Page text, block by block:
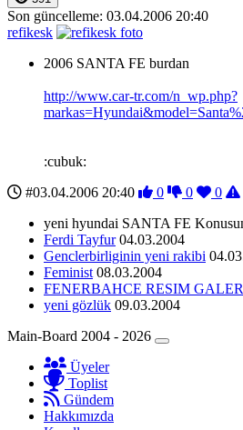
Son güncelleme: 03.04.2006 20:40
refikesk
2006 SANTA FE burdan
http://www.car-tr.com/n_wp.php?
:cubuk:
#03.04.2006 20:40
0 0
0
yeni hyundai SANTA FE
Ferdi Tayfur 04.03.2004
Genclerbirliginin yeni rakibi
Feminist 08.03.2004
FENERBAHCE RESIM
yeni gözlük 09.03.2004
Main-Board 2004 - 2026
Üyeler
Toplist
Gündem
Hakkımızda